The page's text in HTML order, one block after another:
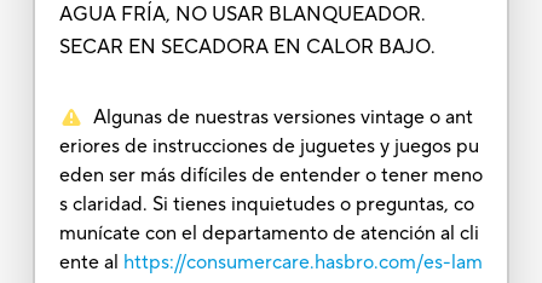
AGUA FRÍA, NO USAR BLANQUEADOR.
SECAR EN SECADORA EN CALOR BAJO.
Algunas de nuestras versiones vintage o ant
eriores de instrucciones de juguetes y juegos pu
eden ser más difíciles de entender o tener meno
s claridad. Si tienes inquietudes o preguntas, co
munícate con el departamento de atención al cli
ente al https://consumercare.hasbro.com/es-lam